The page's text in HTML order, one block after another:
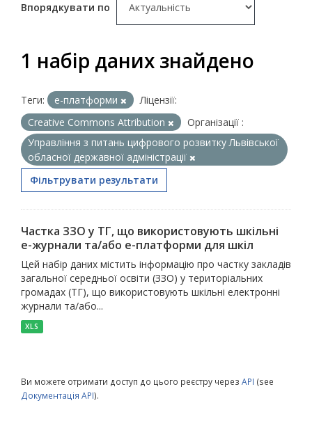
Впорядкувати по
1 набір даних знайдено
Теги: е-платформи
Ліцензії:
Creative Commons Attribution
Організації :
Управління з питань цифрового розвитку Львівської
обласної державної адміністрації
Фільтрувати результати
Частка ЗЗО у ТГ, що використовують шкільні
е-журнали та/або е-платформи для шкіл
Цей набір даних містить інформацію про частку закладів
загальної середньої освіти (ЗЗО) у територіальних
громадах (ТГ), що використовують шкільні електронні
журнали та/або...
XLS
Ви можете отримати доступ до цього реєстру через API (see
Документація API).